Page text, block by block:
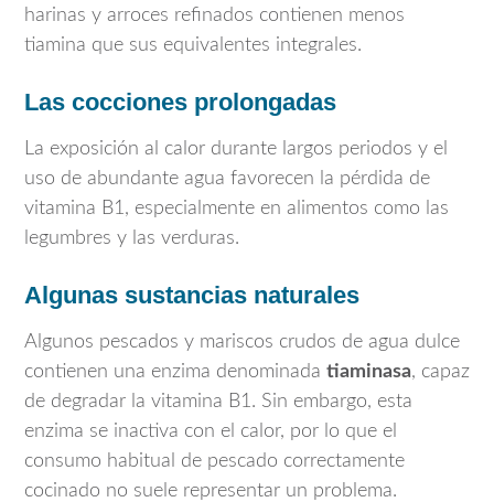
harinas y arroces refinados contienen menos
tiamina que sus equivalentes integrales.
Las cocciones prolongadas
La exposición al calor durante largos periodos y el
uso de abundante agua favorecen la pérdida de
vitamina B1, especialmente en alimentos como las
legumbres y las verduras.
Algunas sustancias naturales
Algunos pescados y mariscos crudos de agua dulce
contienen una enzima denominada tiaminasa, capaz
de degradar la vitamina B1. Sin embargo, esta
enzima se inactiva con el calor, por lo que el
consumo habitual de pescado correctamente
cocinado no suele representar un problema.